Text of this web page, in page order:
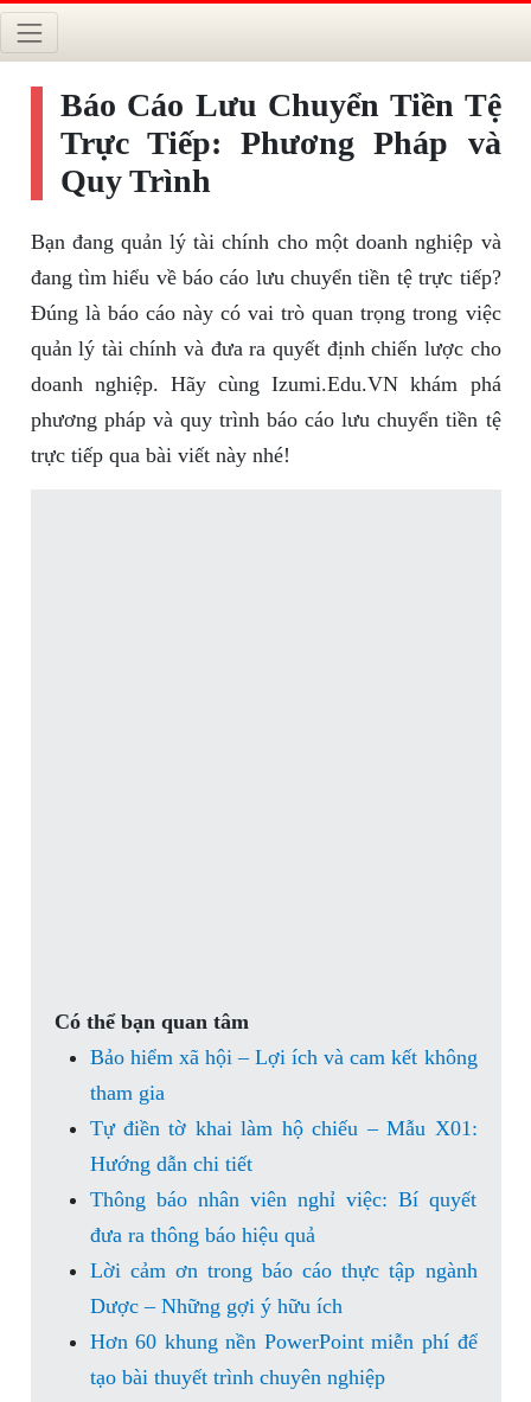
Báo Cáo Lưu Chuyển Tiền Tệ
Trực Tiếp: Phương Pháp và
Quy Trình
Bạn đang quản lý tài chính cho một doanh nghiệp và
đang tìm hiểu về báo cáo lưu chuyển tiền tệ trực tiếp?
Đúng là báo cáo này có vai trò quan trọng trong việc
quản lý tài chính và đưa ra quyết định chiến lược cho
doanh nghiệp. Hãy cùng Izumi.Edu.VN khám phá
phương pháp và quy trình báo cáo lưu chuyển tiền tệ
trực tiếp qua bài viết này nhé!
Có thể bạn quan tâm
Bảo hiểm xã hội – Lợi ích và cam kết không
tham gia
Tự điền tờ khai làm hộ chiếu – Mẫu X01:
Hướng dẫn chi tiết
Thông báo nhân viên nghỉ việc: Bí quyết
đưa ra thông báo hiệu quả
Lời cảm ơn trong báo cáo thực tập ngành
Dược – Những gợi ý hữu ích
Hơn 60 khung nền PowerPoint miễn phí để
tạo bài thuyết trình chuyên nghiệp